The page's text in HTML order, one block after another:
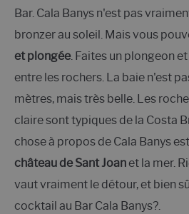
Bar. Cala Banys n'est pas
bronzer au soleil. Mais vous
et plongée. Faites un plongeon
entre les rochers. La baie n'est
mètres, mais très belle. Les
claire sont typiques de la Costa
chose à propos de Cala Banys
château de Sant Joanet la mer.
vaut vraiment le détour, et bien
cocktail au Bar Cala Banys?.